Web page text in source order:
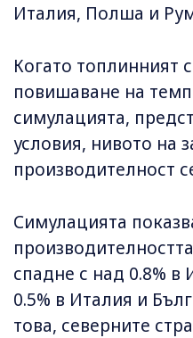
Италия, Полша и
Когато топлинният
повишаване на
симулацията,
условия, нивото на
производителност
Симулацията
спадне с над 0.8% в
0.5% в Италия и
това, северните